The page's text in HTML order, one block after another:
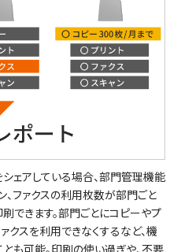
ェアしている場合、部門管理機能
、ファクスの利用枚数が部門ごと
できます。部門ごとにコピーやプ
クスを利用できなくするなど、機
も可能。印刷の使い過ぎや、不要